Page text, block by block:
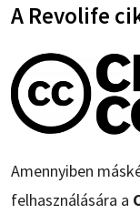
A Revolife
Amennyiben
felhasználására a